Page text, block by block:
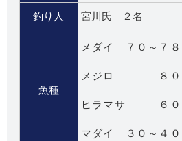
釣り人 宮川氏 ２名
魚種
メダイ ７０～
メジロ ８０
ヒラマサ ６
マダイ ３０～４